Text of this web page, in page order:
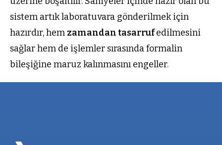
sistem artık laboratuvara gönderilmek için
hazırdır, hem zamandan tasarrufedilmesini
sağlar hem de işlemler sırasında formalin
bileşiğine maruz kalınmasını engeller.